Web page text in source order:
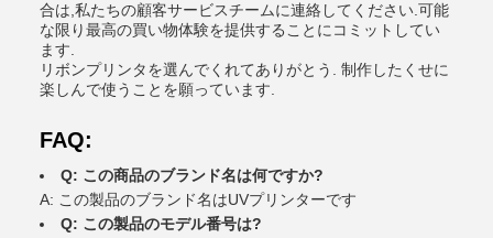
合は,私たちの顧客サービスチームに連絡してください.可能
な限り最高の買い物体験を提供することにコミットしてい
ます.
リボンプリンタを選んでくれてありがとう. 制作したくせに
楽しんで使うことを願っています.
FAQ:
Q: この商品のブランド名は何ですか?
A: この製品のブランド名はUVプリンターです
Q: この製品のモデル番号は?